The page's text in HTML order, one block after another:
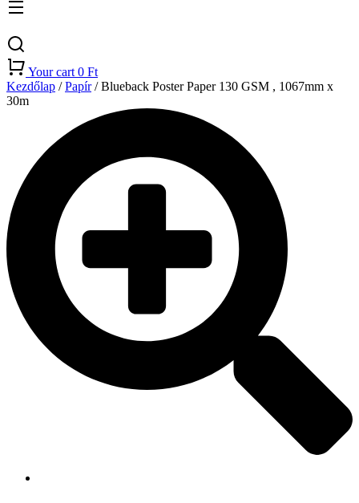
Your cart 0 Ft
Kezdőlap /Papír/ Blueback Poster Paper 130 GSM , 1067mm x
30m